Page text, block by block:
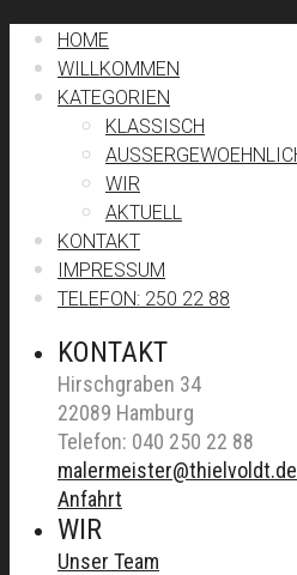
HOME
WILLKOMMEN
KATEGORIEN
KLASSISCH
AUSSERGEWOEHNLICH
WIR
AKTUELL
KONTAKT
IMPRESSUM
TELEFON: 250 22 88
KONTAKT
Hirschgraben 34
22089 Hamburg
Telefon: 040 250 22 88
malermeister@thielvoldt.de
Anfahrt
WIR
Unser Team